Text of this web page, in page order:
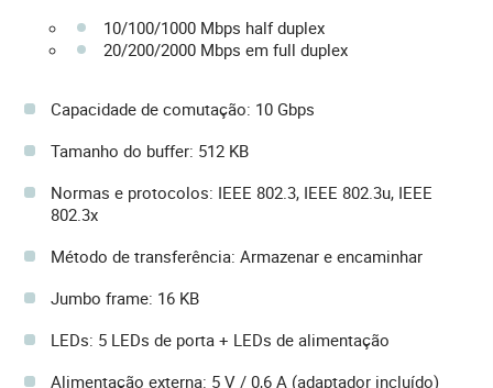
10/100/1000 Mbps half duplex
20/200/2000 Mbps em full duplex
Capacidade de comutação: 10 Gbps
Tamanho do buffer: 512 KB
Normas e protocolos: IEEE 802.3, IEEE 802.3u, IEEE
802.3x
Método de transferência: Armazenar e encaminhar
Jumbo frame: 16 KB
LEDs: 5 LEDs de porta + LEDs de alimentação
Alimentação externa: 5 V / 0,6 A (adaptador incluído)